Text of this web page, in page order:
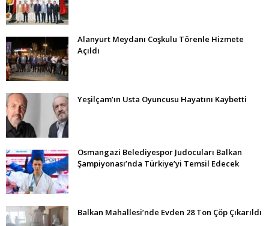
Alanyurt Meydanı Coşkulu Törenle Hizmete
Açıldı
Yeşilçam’ın Usta Oyuncusu Hayatını Kaybetti
Osmangazi Belediyespor Judocuları Balkan
Şampiyonası’nda Türkiye’yi Temsil Edecek
Balkan Mahallesi’nde Evden 28 Ton Çöp Çıkarıldı